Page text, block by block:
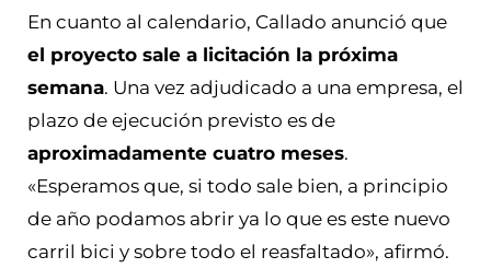
En cuanto al calendario, Callado anunció que
el proyecto sale a licitación la próxima
semana. Una vez adjudicado a una empresa, el
plazo de ejecución previsto es de
aproximadamente cuatro meses.
«Esperamos que, si todo sale bien, a principio
de año podamos abrir ya lo que es este nuevo
carril bici y sobre todo el reasfaltado», afirmó.